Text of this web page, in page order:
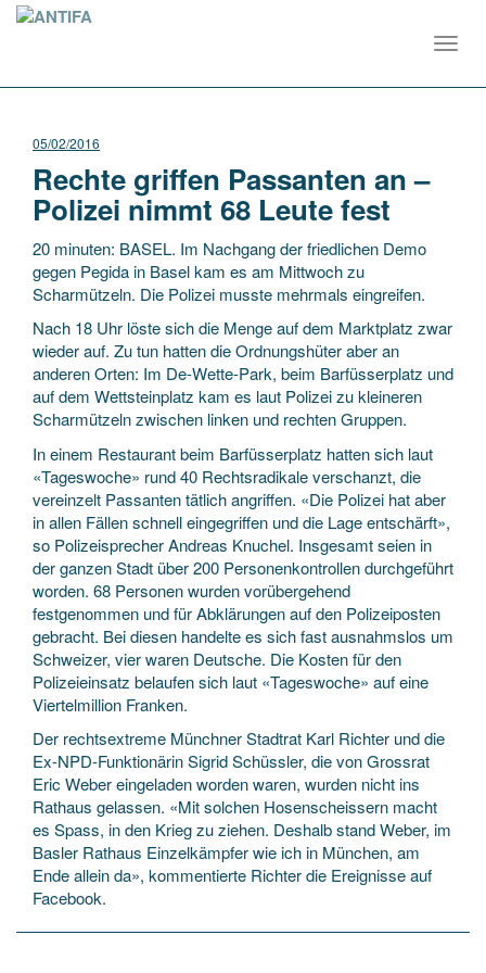
05/02/2016
Rechte griffen Passanten an –
Polizei nimmt 68 Leute fest
20 minuten: BASEL. Im Nachgang der friedlichen Demo
gegen Pegida in Basel kam es am Mittwoch zu
Scharmützeln. Die Polizei musste mehrmals eingreifen.
Nach 18 Uhr löste sich die Menge auf dem Marktplatz zwar
wieder auf. Zu tun hatten die Ordnungshüter aber an
anderen Orten: Im De-Wette-Park, beim Barfüsserplatz und
auf dem Wettsteinplatz kam es laut Polizei zu kleineren
Scharmützeln zwischen linken und rechten Gruppen.
In einem Restaurant beim Barfüsserplatz hatten sich laut
«Tageswoche» rund 40 Rechtsradikale verschanzt, die
vereinzelt Passanten tätlich angriffen. «Die Polizei hat aber
in allen Fällen schnell eingegriffen und die Lage entschärft»,
so Polizeisprecher Andreas Knuchel. Insgesamt seien in
der ganzen Stadt über 200 Personenkontrollen durchgeführt
worden. 68 Personen wurden vorübergehend
festgenommen und für Abklärungen auf den Polizeiposten
gebracht. Bei diesen handelte es sich fast ausnahmslos um
Schweizer, vier waren Deutsche. Die Kosten für den
Polizeieinsatz belaufen sich laut «Tageswoche» auf eine
Viertelmillion Franken.
Der rechtsextreme Münchner Stadtrat Karl Richter und die
Ex-NPD-Funktionärin Sigrid Schüssler, die von Grossrat
Eric Weber eingeladen worden waren, wurden nicht ins
Rathaus gelassen. «Mit solchen Hosenscheissern macht
es Spass, in den Krieg zu ziehen. Deshalb stand Weber, im
Basler Rathaus Einzelkämpfer wie ich in München, am
Ende allein da», kommentierte Richter die Ereignisse auf
Facebook.